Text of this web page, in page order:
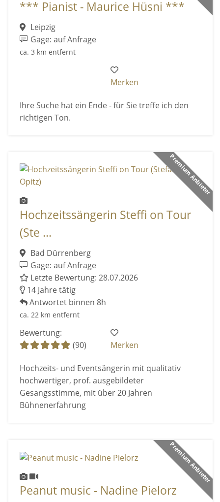
*** Pianist - Maurice Hüsni ***
Leipzig
Gage: auf Anfrage
ca. 3 km entfernt
Merken
Ihre Suche hat ein Ende - für Sie treffe ich den
richtigen Ton.
Premium Anbieter
Hochzeitssängerin Steffi on Tour
(Ste ...
Bad Dürrenberg
Gage: auf Anfrage
Letzte Bewertung: 28.07.2026
14 Jahre tätig
Antwortet binnen 8h
ca. 22 km entfernt
Bewertung:
(90)
Merken
Hochzeits- und Eventsängerin mit qualitativ
hochwertiger, prof. ausgebildeter
Gesangsstimme, mit über 20 Jahren
Bühnenerfahrung
Premium Anbieter
Peanut music - Nadine Pielorz